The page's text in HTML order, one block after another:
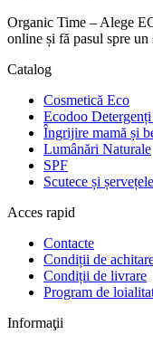
Organic Time – Alege
online și fă pasul spre
Catalog
Cosmetică Eco
Ecodoo
Îngrijire mamă și
Lumânări Naturale
SPF
Scutece și șervețele
Acces rapid
Contacte
Condiții de
Condiții de livrare
Program de
Informaţii